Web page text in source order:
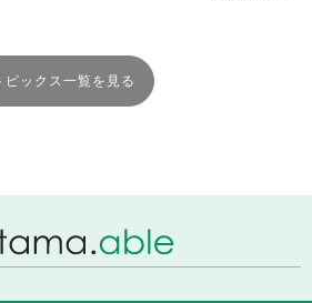
ピックス一覧を見る